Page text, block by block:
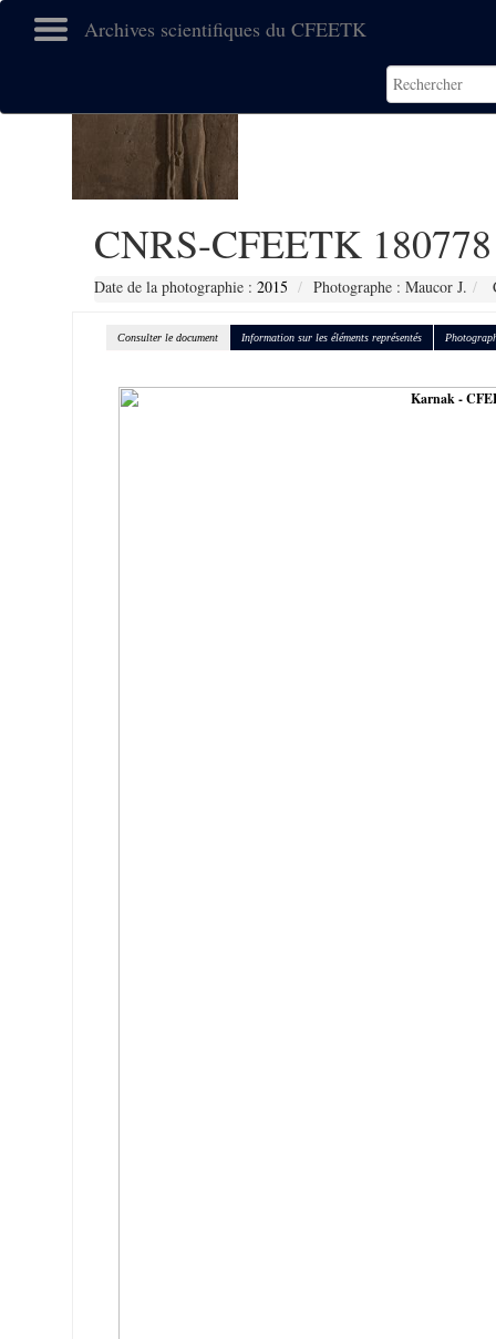
Archives scientifiques du CFEETK
CNRS-CFEETK 180778
Date de la photographie : 2015 Photographe : Maucor J.
Consulter le document Information sur les éléments représentés